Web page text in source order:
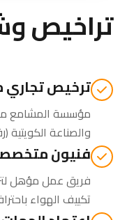
تراخيص
ترخيص
مؤسسة المشامع
والصناعة الكويتية
فنيون
فريق عمل مؤهل
تكييف الهواء